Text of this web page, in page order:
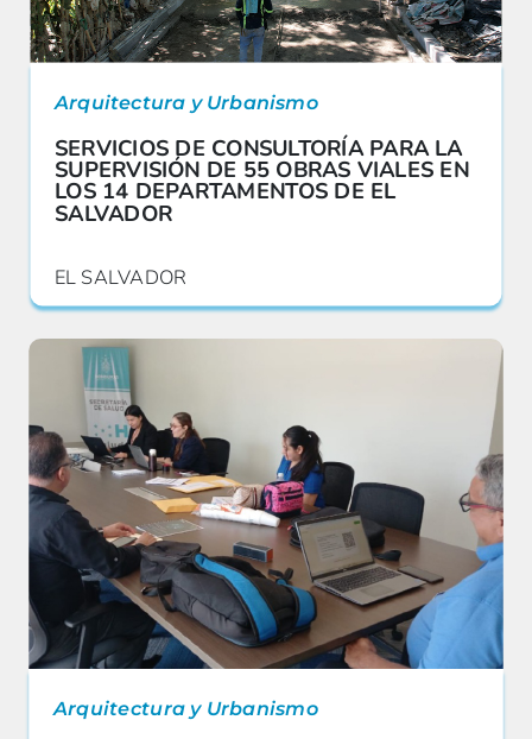
Arquitectura y Urbanismo
SERVICIOS DE CONSULTORÍA PARA LA
SUPERVISIÓN DE 55 OBRAS VIALES EN
LOS 14 DEPARTAMENTOS DE EL
SALVADOR
EL SALVADOR
Arquitectura y Urbanismo